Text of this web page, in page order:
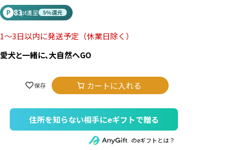
P 83pt進呈 5%還元
1～3日以内に発送予定 （休業日除く）
愛犬と一緒に、大自然へGO
カートに入れる
住所を知らない相手にeギフトで贈る
のeギフトとは？